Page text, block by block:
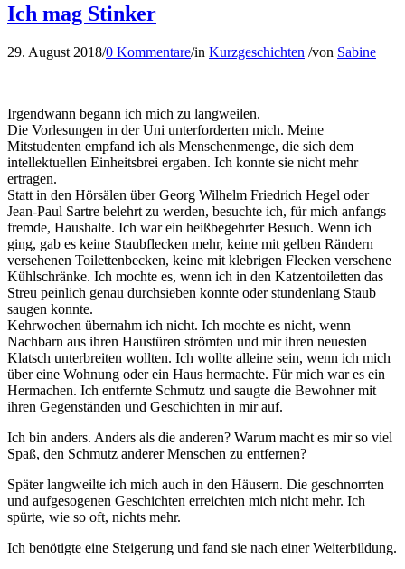
Ich mag Stinker
29. August 2018/0 Kommentare/in Kurzgeschichten /von Sabine
Irgendwann begann ich mich zu langweilen.
Die Vorlesungen in der Uni unterforderten mich. Meine
Mitstudenten empfand ich als Menschenmenge, die sich dem
intellektuellen Einheitsbrei ergaben. Ich konnte sie nicht mehr
ertragen.
Statt in den Hörsälen über Georg Wilhelm Friedrich Hegel oder
Jean-Paul Sartre belehrt zu werden, besuchte ich, für mich anfangs
fremde, Haushalte. Ich war ein heißbegehrter Besuch. Wenn ich
ging, gab es keine Staubflecken mehr, keine mit gelben Rändern
versehenen Toilettenbecken, keine mit klebrigen Flecken versehene
Kühlschränke. Ich mochte es, wenn ich in den Katzentoiletten das
Streu peinlich genau durchsieben konnte oder stundenlang Staub
saugen konnte.
Kehrwochen übernahm ich nicht. Ich mochte es nicht, wenn
Nachbarn aus ihren Haustüren strömten und mir ihren neuesten
Klatsch unterbreiten wollten. Ich wollte alleine sein, wenn ich mich
über eine Wohnung oder ein Haus hermachte. Für mich war es ein
Hermachen. Ich entfernte Schmutz und saugte die Bewohner mit
ihren Gegenständen und Geschichten in mir auf.
Ich bin anders. Anders als die anderen? Warum macht es mir so viel
Spaß, den Schmutz anderer Menschen zu entfernen?
Später langweilte ich mich auch in den Häusern. Die geschnorrten
und aufgesogenen Geschichten erreichten mich nicht mehr. Ich
spürte, wie so oft, nichts mehr.
Ich benötigte eine Steigerung und fand sie nach einer Weiterbildung.